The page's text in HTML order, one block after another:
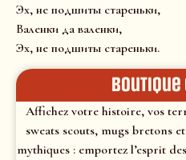
Эх, не подшиты стареньки,
Валенки да валенки,
Эх, не подшиты стареньки.
Affichez votre histoire, vos
sweats scouts, mugs bretons
mythiques : emportez l’esprit